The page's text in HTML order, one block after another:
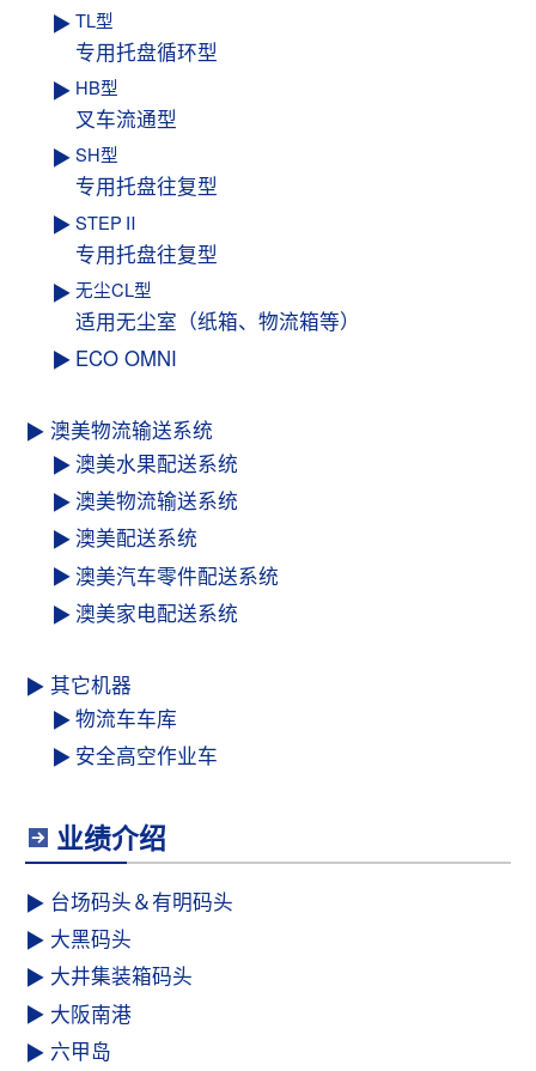
TL型
专用托盘循环型
HB型
叉车流通型
SH型
专用托盘往复型
STEPⅡ
专用托盘往复型
无尘CL型
适用无尘室（纸箱、物流箱等）
ECO OMNI
澳美物流输送系统
澳美水果配送系统
澳美物流输送系统
澳美配送系统
澳美汽车零件配送系统
澳美家电配送系统
其它机器
物流车车库
安全高空作业车
业绩介绍
台场码头＆有明码头
大黑码头
大井集装箱码头
大阪南港
六甲岛